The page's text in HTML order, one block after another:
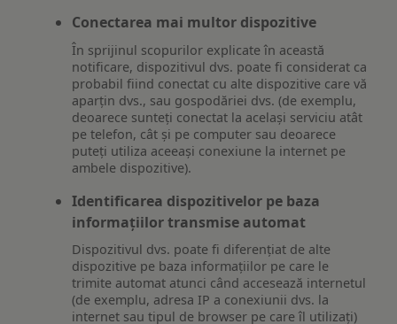
Conectarea mai multor dispozitive
În sprijinul scopurilor explicate în această
notificare, dispozitivul dvs. poate fi considerat ca
probabil fiind conectat cu alte dispozitive care vă
aparțin dvs., sau gospodăriei dvs. (de exemplu,
deoarece sunteți conectat la același serviciu atât
pe telefon, cât și pe computer sau deoarece
puteți utiliza aceeași conexiune la internet pe
ambele dispozitive).
Identificarea dispozitivelor pe baza
informațiilor transmise automat
Dispozitivul dvs. poate fi diferențiat de alte
dispozitive pe baza informațiilor pe care le
trimite automat atunci când accesează internetul
(de exemplu, adresa IP a conexiunii dvs. la
internet sau tipul de browser pe care îl utilizați)